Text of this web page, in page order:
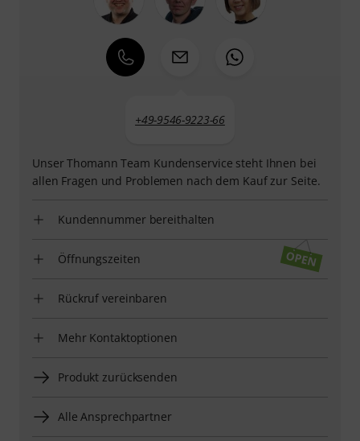
+49-9546-9223-66
Unser Thomann Team Kundenservice steht Ihnen bei
allen Fragen und Problemen nach dem Kauf zur Seite.
Kundennummer bereithalten
Öffnungszeiten
Rückruf vereinbaren
Mehr Kontaktoptionen
Produkt zurücksenden
Alle Ansprechpartner